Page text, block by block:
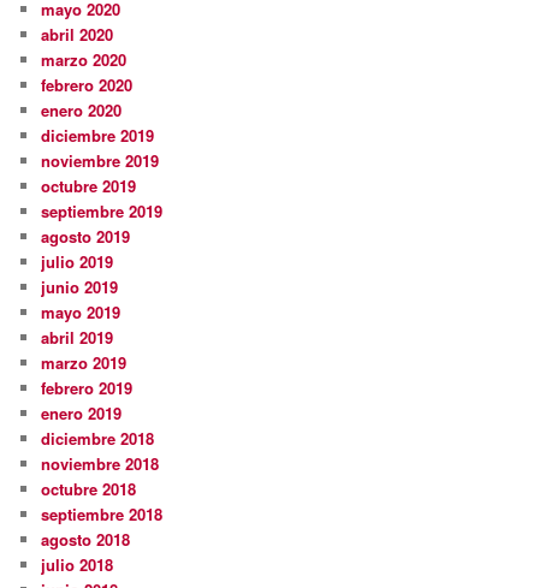
mayo 2020
abril 2020
marzo 2020
febrero 2020
enero 2020
diciembre 2019
noviembre 2019
octubre 2019
septiembre 2019
agosto 2019
julio 2019
junio 2019
mayo 2019
abril 2019
marzo 2019
febrero 2019
enero 2019
diciembre 2018
noviembre 2018
octubre 2018
septiembre 2018
agosto 2018
julio 2018